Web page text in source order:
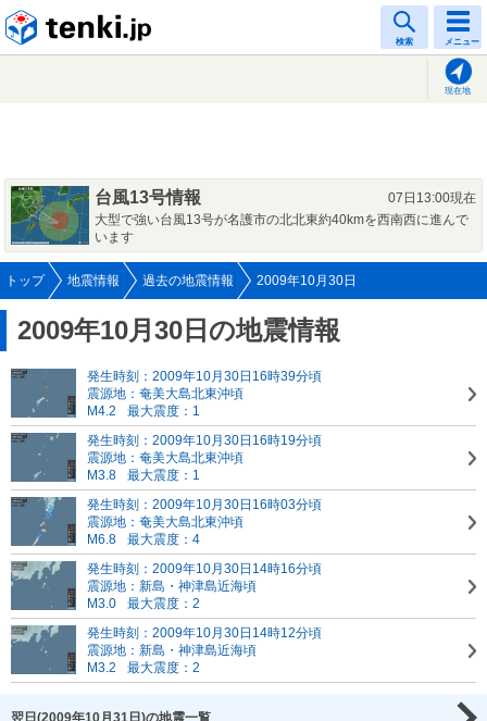
検索 メニュー
現在地
台風13号情報
07日13:00現在
大型で強い台風13号が名護市の北北東約40kmを西南西に進んで
います
トップ 地震情報 過去の地震情報 2009年10月30日
2009年10月30日の地震情報
発生時刻：2009年10月30日16時39分頃
震源地：奄美大島北東沖頃
M4.2
最大震度：1
発生時刻：2009年10月30日16時19分頃
震源地：奄美大島北東沖頃
M3.8
最大震度：1
発生時刻：2009年10月30日16時03分頃
震源地：奄美大島北東沖頃
M6.8
最大震度：4
発生時刻：2009年10月30日14時16分頃
震源地：新島・神津島近海頃
M3.0
最大震度：2
発生時刻：2009年10月30日14時12分頃
震源地：新島・神津島近海頃
M3.2
最大震度：2
翌日(2009年10月31日)の地震一覧